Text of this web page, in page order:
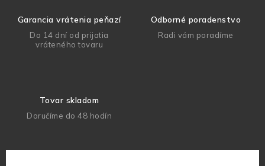
Garancia vrátenia peňazí
Do 14 dní od prijatia
vráteného tovaru
Odborné poradenstvo
Radi vám poradíme
Tovar skladom
Doručíme do 48 hodín